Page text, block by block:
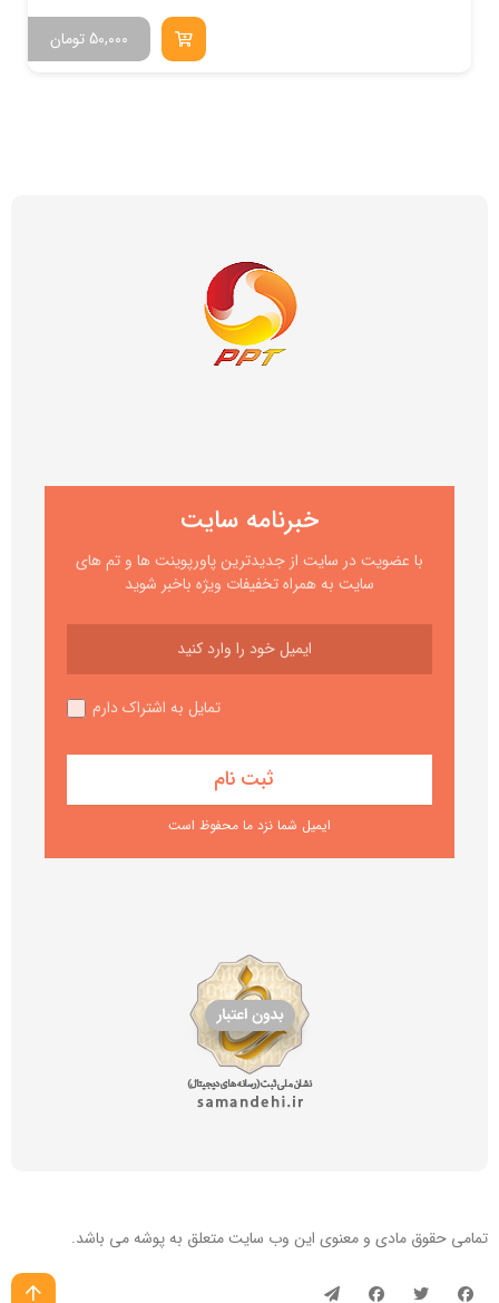
تومان 50,000
خبرنامه سایت
با عضویت در سایت از جدیدترین پاورپوینت ها و تم های
سایت به همراه تخفیفات ویژه باخبر شوید
تمایل به اشتراک دارم
ایمیل شما نزد ما محفوظ است
تمامی حقوق مادی و معنوی این وب سایتمتعلق به پوشه می باشد.